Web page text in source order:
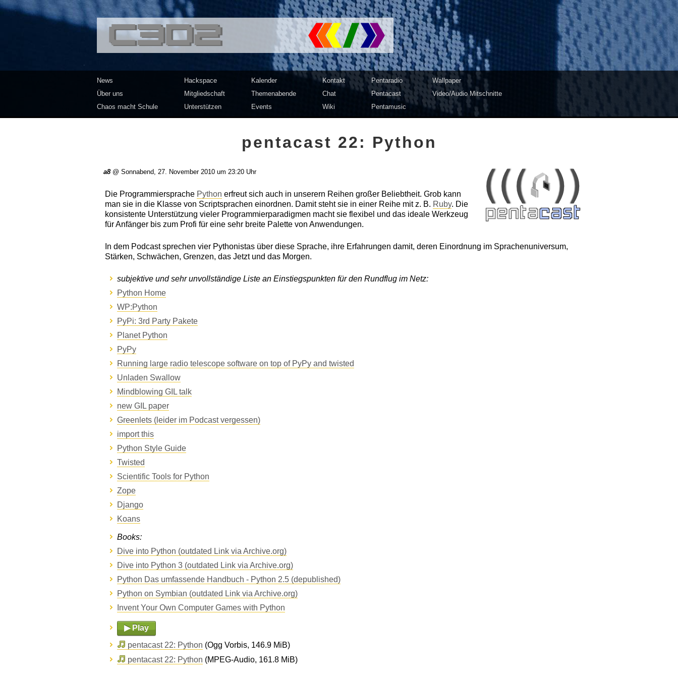
<<</>> Chaos Computer Club Dresden | c3d2
News
Über uns
Chaos macht Schule
Hackspace
Mitgliedschaft
Unterstützen
Kalender
Themenabende
Events
Kontakt
Chat
Wiki
Pentaradio
Pentacast
Pentamusic
Wallpaper
Video/Audio Mitschnitte
pentacast 22: Python
a8@ Sonnabend, 27. November 2010 um 23:20 Uhr
Die Programmiersprache Python erfreut sich auch in unserern Reihen großer Beliebtheit. Grob kann
man sie in die Klasse von Scriptsprachen einordnen. Damit steht sie in einer Reihe mit z. B. Ruby. Die
konsistente Unterstützung vieler Programmierparadigmen macht sie flexibel und das ideale Werkzeug
für Anfänger bis zum Profi für eine sehr breite Palette von Anwendungen.
In dem Podcast sprechen vier Pythonistas über diese Sprache, ihre Erfahrungen damit, deren Einordnung im Sprachenuniversum,
Stärken, Schwächen, Grenzen, das Jetzt und das Morgen.
subjektive und sehr unvollständige Liste an Einstiegspunkten für den Rundflug im Netz:
Python Home
WP:Python
PyPi: 3rd Party Pakete
Planet Python
PyPy
Running large radio telescope software on top of PyPy and twisted
Unladen Swallow
Mindblowing GIL talk
new GIL paper
Greenlets (leider im Podcast vergessen)
import this
Python Style Guide
Twisted
Scientific Tools for Python
Zope
Django
Koans
Books:
Dive into Python (outdated Link via Archive.org)
Dive into Python 3 (outdated Link via Archive.org)
Python Das umfassende Handbuch - Python 2.5 (depublished)
Python on Symbian (outdated Link via Archive.org)
Invent Your Own Computer Games with Python
▶ Play
pentacast 22: Python (Ogg Vorbis, 146.9 MiB)
pentacast 22: Python (MPEG-Audio, 161.8 MiB)